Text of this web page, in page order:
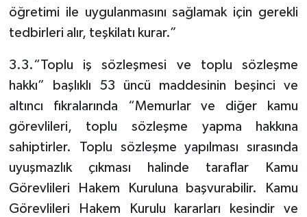
öğretimi ile uygulanmasını sağlamak için gerekli
tedbirleri alır, teşkilatı kurar.”
3.3.“Toplu iş sözleşmesi ve toplu sözleşme
hakkı” başlıklı 53 üncü maddesinin beşinci ve
altıncı fıkralarında “Memurlar ve diğer kamu
görevlileri, toplu sözleşme yapma hakkına
sahiptirler. Toplu sözleşme yapılması sırasında
uyuşmazlık çıkması halinde taraflar Kamu
Görevlileri Hakem Kuruluna başvurabilir. Kamu
Görevlileri Hakem Kurulu kararları kesindir ve